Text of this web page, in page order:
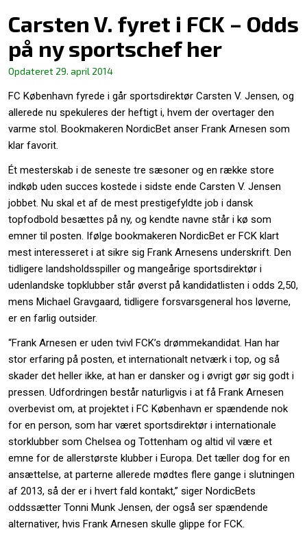
Carsten V. fyret i FCK – Odds
på ny sportschef her
Opdateret 29. april 2014
FC København fyrede i går sportsdirektør Carsten V. Jensen, og
allerede nu spekuleres der heftigt i, hvem der overtager den
varme stol. Bookmakeren NordicBet anser Frank Arnesen som
klar favorit.
Ét mesterskab i de seneste tre sæsoner og en række store
indkøb uden succes kostede i sidste ende Carsten V. Jensen
jobbet. Nu skal et af de mest prestigefyldte job i dansk
topfodbold besættes på ny, og kendte navne står i kø som
emner til posten. Ifølge bookmakeren NordicBet er FCK klart
mest interesseret i at sikre sig Frank Arnesens underskrift. Den
tidligere landsholdsspiller og mangeårige sportsdirektør i
udenlandske topklubber står øverst på kandidatlisten i odds 2,50,
mens Michael Gravgaard, tidligere forsvarsgeneral hos løverne,
er en farlig outsider.
“Frank Arnesen er uden tvivl FCK’s drømmekandidat. Han har
stor erfaring på posten, et internationalt netværk i top, og så
skader det heller ikke, at han er dansker og i øvrigt gør sig godt i
pressen. Udfordringen består naturligvis i at få Frank Arnesen
overbevist om, at projektet i FC København er spændende nok
for en person, som har været sportsdirektør i internationale
storklubber som Chelsea og Tottenham og altid vil være et
emne for de allerstørste klubber i Europa. Det tæller dog for en
ansættelse, at parterne allerede mødtes flere gange i slutningen
af 2013, så der er i hvert fald kontakt,” siger NordicBets
oddssætter Tonni Munk Jensen, der også ser spændende
alternativer, hvis Frank Arnesen skulle glippe for FCK.